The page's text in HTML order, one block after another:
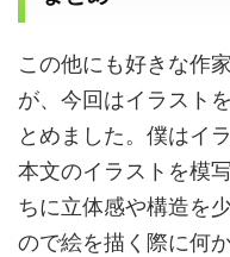
この他にも好きな作
が、今回はイラスト
とめました。僕はイ
本文のイラストを模
ちに立体感や構造を
ので絵を描く際に何